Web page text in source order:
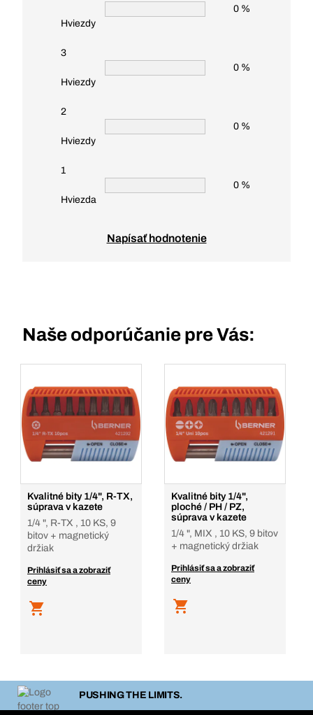
Hviezdy
0 %
3
Hviezdy
0 %
2
Hviezdy
0 %
1
Hviezda
0 %
Napísať hodnotenie
Naše odporúčanie pre Vás:
Kvalitné bity 1/4", R-TX,
súprava v kazete
1/4 ", R-TX , 10 KS, 9
bitov + magnetický
držiak
Prihlásiť sa a zobraziť
ceny
Kvalitné bity 1/4",
ploché / PH / PZ,
súprava v kazete
1/4 ", MIX , 10 KS, 9 bitov
+ magnetický držiak
Prihlásiť sa a zobraziť
ceny
PUSHING THE LIMITS.